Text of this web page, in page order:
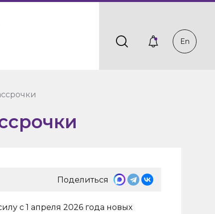
En
Поделиться
с 1 апреля 2026 года новых